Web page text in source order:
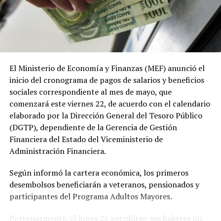
El Ministerio de Economía y Finanzas (MEF) anunció el
inicio del cronograma de pagos de salarios y beneficios
sociales correspondiente al mes de mayo, que
comenzará este viernes 22, de acuerdo con el calendario
elaborado por la Dirección General del Tesoro Público
(DGTP), dependiente de la Gerencia de Gestión
Financiera del Estado del Viceministerio de
Administración Financiera.
Según informó la cartera económica, los primeros
desembolsos beneficiarán a veteranos, pensionados y
participantes del Programa Adultos Mayores.
Posteriormente, el lunes 25 percibirán sus haberes los